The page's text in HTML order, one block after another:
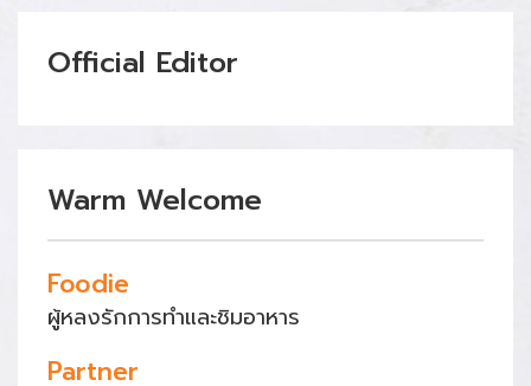
Official Editor
Warm Welcome
Foodie
ผู้หลงรักการทำและชิมอาหาร
Partner